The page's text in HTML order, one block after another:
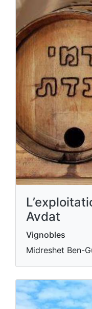
Avdat
Vignobles
Midreshet Ben-